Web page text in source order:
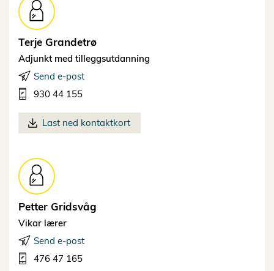
Terje Grandetrø
Adjunkt med tilleggsutdanning
Send e-post
930 44 155
Last ned kontaktkort
Petter Gridsvåg
Vikar lærer
Send e-post
476 47 165